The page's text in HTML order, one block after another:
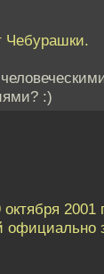
Чебурашки.
:)
2001